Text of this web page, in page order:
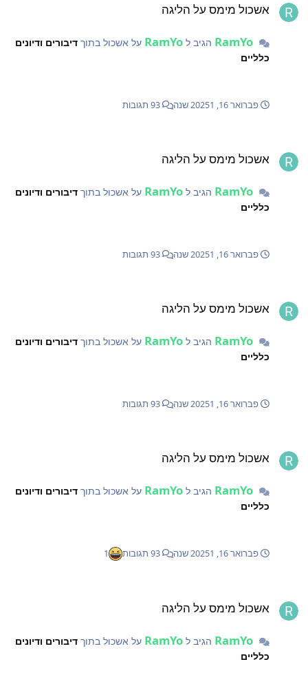
אשכול מימס על הליגה
RamYo הגיב ל RamYo על אשכול בתוך דיבורים ודיונים
כלליים
פברואר 16, 2025 1 שנה
אשכול מימס על הליגה
RamYo הגיב ל RamYo על אשכול בתוך דיבורים ודיונים
כלליים
פברואר 16, 2025 1 שנה
אשכול מימס על הליגה
RamYo הגיב ל RamYo על אשכול בתוך דיבורים ודיונים
כלליים
פברואר 16, 2025 1 שנה
אשכול מימס על הליגה
RamYo הגיב ל RamYo על אשכול בתוך דיבורים ודיונים
כלליים
פברואר 16, 2025 1 שנה 1
אשכול מימס על הליגה
RamYo הגיב ל RamYo על אשכול בתוך דיבורים ודיונים
כלליים